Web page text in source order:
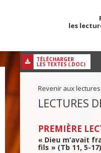
les
TÉLÉCHARGER
LES TEXTES (.DOC)
Revenir aux
LECTURES
PREMIÈRE
« Dieu m’avait
fils » (Tb 11, 5-17)